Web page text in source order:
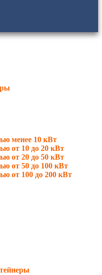
менее 10 кВт
от 10 до 20 кВт
от 20 до 50 кВт
от 50 до 100 кВт
от 100 до 200 кВт